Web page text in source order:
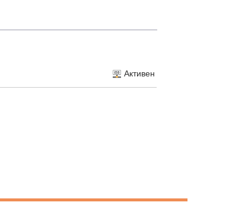
Активен